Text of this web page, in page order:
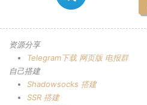
资源分享
Telegram下载 网页版 电报群
自己搭建
Shadowsocks 搭建
SSR 搭建